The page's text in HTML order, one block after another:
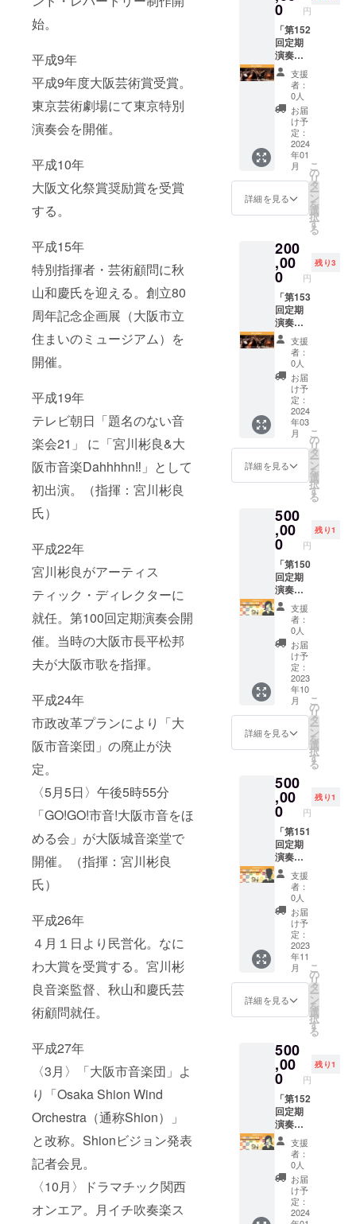
始。
平成9年
平成9年度大阪芸術賞受賞。
東京芸術劇場にて東京特別
演奏会を開催。
平成10年
大阪文化祭賞奨励賞を受賞
する。
平成15年
特別指揮者・芸術顧問に秋
山和慶氏を迎える。創立80
周年記念企画展（大阪市立
住まいのミュージアム）を
開催。
平成19年
テレビ朝日「題名のない音
楽会21」 に「宮川彬良&大
阪市音楽Dahhhhn‼」として
初出演。（指揮：宮川彬良
氏）
平成22年
宮川彬良がアーティス
ティック・ディレクターに
就任。第100回定期演奏会開
催。当時の大阪市長平松邦
夫が大阪市歌を指揮。
平成24年
市政改革プランにより「大
阪市音楽団」の廃止が決
定。
〈5月5日〉午後5時55分
「GO!GO!市音!大阪市音をほ
める会」が大阪城音楽堂で
開催。（指揮：宮川彬良
氏）
平成26年
４月１日より民営化。なに
わ大賞を受賞する。宮川彬
良音楽監督、秋山和慶氏芸
術顧問就任。
平成27年
〈3月〉「大阪市音楽団」よ
り「Osaka Shion Wind
Orchestra（通称Shion）」
と改称。Shionビジョン発表
記者会見。
〈10月〉ドラマチック関西
オンエア。月イチ吹奏楽ス
レス
コード
がござ
いま
す。 ※
記録映
像など
にお顔
が映り
ますの
でご了
承くだ
さい。
す。】
第151回
定期演
奏会 日
時：
2023年
11月25
日(土)
会場：
ザ・シ
ンフォ
ニー
ホール
指揮：
齊藤 一
郎 ※
スーツ
コード
がござ
いま
す。 ※
記録映
像など
にお顔
が映り
ますの
でご了
承くだ
さい。
0 円
「第152
回定期
演奏
会」 舞
台上特
別鑑賞
券 【以
下の公
演で、
ステー
ジ上に
設ける
特別
シート
にて演
いただ
けま
す。】
第152回
定期演
奏会 日
時：
2024年
1月28日
(日)
14:00開
演 会
場：
ザ・シ
ンフォ
ニー
ホール
指揮：
ダグラ
ク ※
スーツ
等のド
レス
コード
がござ
いま
す。 ※
記録映
像など
にお顔
が映り
ますの
でご了
承くだ
さい。
支援
者：
0人
お届
け予
定：
2024
年01
月
詳細を見る
こ
の
リ
タ
ー
ン
を
選
択
す
る
200
,00
0 円
残り3
「第153
回定期
演奏
会」 舞
台上特
別鑑賞
券 【以
下の公
演で、
ステー
ジ上に
設ける
特別
シート
にて演
いただ
けま
す。】
第153回
定期演
奏会 日
時：
2024年
3月23日
(土)
14:00開
演 会
場：
ザ・シ
ンフォ
ニー
ホール
指揮：
宮川 彬
スーツ
等のド
レス
コード
がござ
いま
す。 ※
記録映
像など
にお顔
が映り
ますの
でご了
承くだ
さい。
支援
者：
0人
お届
け予
定：
2024
年03
月
詳細を見る
こ
の
リ
タ
ー
ン
を
選
択
す
る
500
,00
0 円
残り1
「第150
回定期
演奏
会」 1
日楽団
長プラ
ン 【演
奏会当
日、1日
楽団長
として
お過ご
しくだ
さい！
本番はS
ただけ
ま
す！】
第150回
定期演
奏会 日
時：
2023年
10月8日
(日)
14:00開
演 会
場：
ザ・シ
ンフォ
ニー
ホール
指揮：
ポー
会場に
は一番
初めに
入館が
可能で
す。 個
室の楽
屋をご
用意い
たしま
す。 ゲ
ネプロ
前に楽
員に向
支援
者：
0人
お届
け予
定：
2023
年10
月
詳細を見る
こ
の
リ
タ
ー
ン
を
選
択
す
る
500
,00
0 円
残り1
「第151
回定期
演奏
会」 1
日楽団
長プラ
ン 【演
奏会当
日、1日
楽団長
として
お過ご
しくだ
さい！
本番はS
ただけ
ま
す！】
第151回
定期演
奏会 日
時：
2023年
11月25
日(土)
会場：
ザ・シ
ンフォ
ニー
支援
者：
0人
お届
け予
定：
2023
年11
月
詳細を見る
こ
の
リ
タ
ー
ン
を
選
択
す
る
500
,00
0 円
残り1
「第152
回定期
演奏
会」 1
日楽団
長プラ
ン 【演
奏会当
日、1日
楽団長
支援
者：
0人
お届
け予
定：
2024